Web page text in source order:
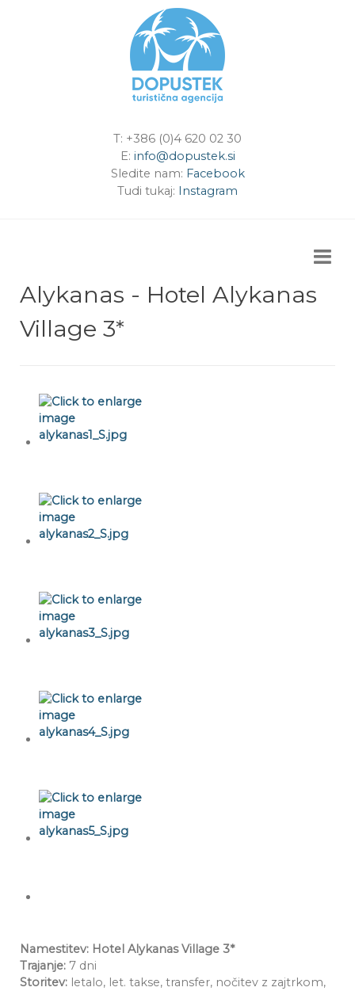
T: +386 (0)4 620 02 30
E: info@dopustek.si
Sledite nam: Facebook
Tudi tukaj: Instagram
Alykanas - Hotel Alykanas
Village 3*
Namestitev: Hotel Alykanas Village 3*
Trajanje: 7 dni
Storitev: letalo, let. takse, transfer, nočitev z zajtrkom,